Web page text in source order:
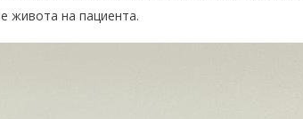
живота на пациента.